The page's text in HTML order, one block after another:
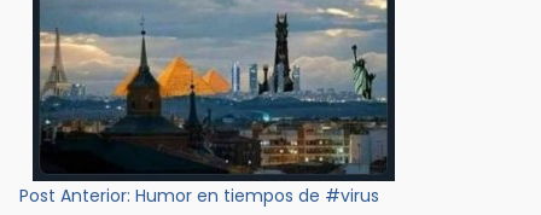
Navegación
Post Anterior: Humor en tiempos de #virus